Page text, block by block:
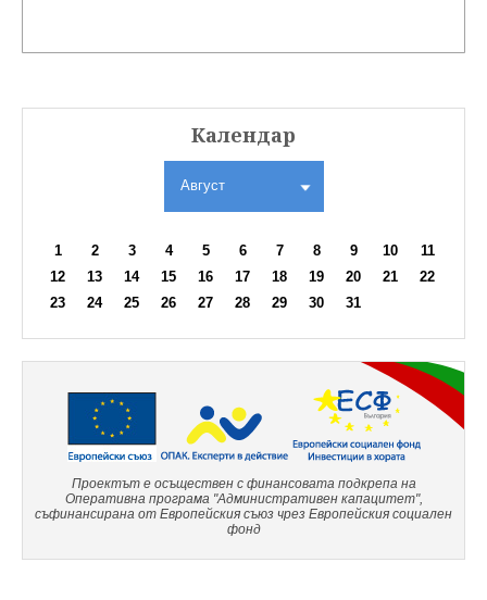
Календар
Август
1 2 3 4 5 6 7 8 9 10
11
12
13 14 15 16 17 18 19 20 21
22
23
24 25 26 27 28 29 30 31
Проектът е осъществен с финансовата подкрепа на
Оперативна програма "Административен капацитет",
съфинансирана от Европейския съюз чрез Европейския социален
фонд